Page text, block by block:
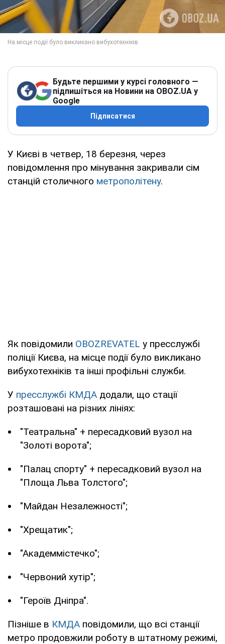
Будьте першими у курсі головного —
підпишіться на Новини на OBOZ.UA у
Google
Підписатися
У Києві в четвер, 18 березня, через
повідомлення про мінування закривали сім
станцій столичного метрополітену.
Як повідомили OBOZREVATEL у пресслужбі
поліції Києва, на місце події було викликано
вибухотехніків та інші профільні служби.
У пресслужбі КМДА додали, що стації
розташовані на різних лініях:
"Театральна" + пересадковий вузол на
"Золоті ворота";
"Палац спорту" + пересадковий вузол на
"Площа Льва Толстого";
"Майдан Незалежності";
"Хрещатик";
"Академмістечко";
"Червоний хутір";
"Героїв Дніпра".
Пізніше в КМДА повідомили, що всі станції
метро продовжили роботу в штатному режимі,